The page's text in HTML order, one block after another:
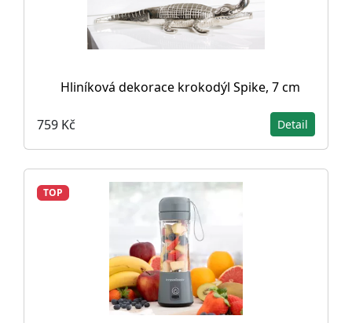
Hliníková dekorace krokodýl Spike, 7 cm
759 Kč Detail
TOP